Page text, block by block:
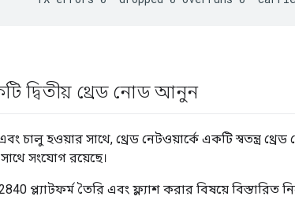
দ্বিতীয় থ্রেড নোড আনুন
চালু হওয়ার সাথে, থ্রেড নেটওয়ার্কে একটি স্বতন্ত্র
সংযোগ রয়েছে।
প্ল্যাটফর্ম তৈরি এবং ফ্ল্যাশ করার বিষয়ে বিস্তারিত